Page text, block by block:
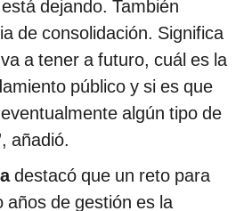
dejando. También
de consolidación. Significa
a tener a futuro, cuál es la
público y si es que
algún tipo de
añadió.
destacó que un reto para
años de gestión es la